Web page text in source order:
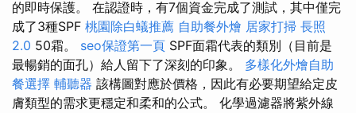
的即時保護。 在認證時，有7個資金完成了測試，其中僅完
成了3種SPF 桃園除白蟻推薦 自助餐外燴 居家打掃 長照
2.0 50霜。 seo保證第一頁 SPF面霜代表的類別（目前是
最暢銷的面孔）給人留下了深刻的印象。 多樣化外燴自助
餐選擇 輔聽器 該構圖對應於價格，因此有必要期望給定皮
膚類型的需求更穩定和柔和的公式。 化學過濾器將紫外線